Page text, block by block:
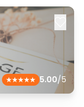
5.00/5